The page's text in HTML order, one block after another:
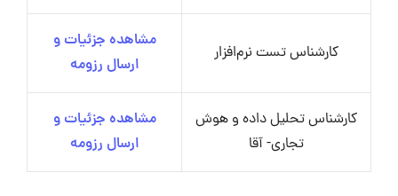
کارشناس تست نرم‌افزار
مشاهده جزئیات و
ارسال رزومه
کارشناس تحلیل داده و هوش
تجاری- آقا
مشاهده جزئیات و
ارسال رزومه